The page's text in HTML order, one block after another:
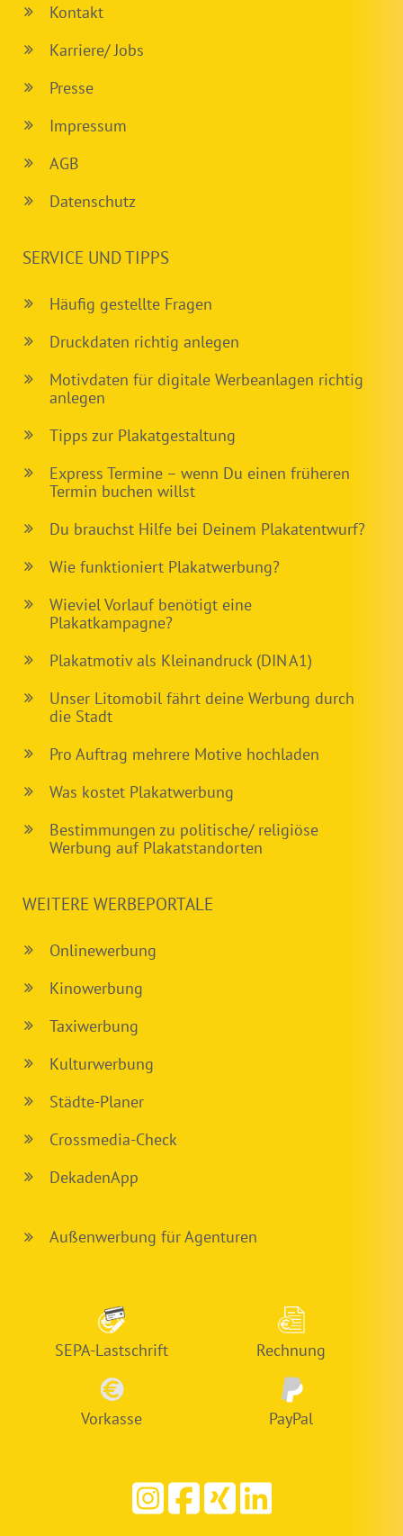
Kontakt
Karriere/ Jobs
Presse
Impressum
AGB
Datenschutz
SERVICE UND TIPPS
Häufig gestellte Fragen
Druckdaten richtig anlegen
Motivdaten für digitale Werbeanlagen richtig
anlegen
Tipps zur Plakatgestaltung
Express Termine – wenn Du einen früheren
Termin buchen willst
Du brauchst Hilfe bei Deinem Plakatentwurf?
Wie funktioniert Plakatwerbung?
Wieviel Vorlauf benötigt eine
Plakatkampagne?
Plakatmotiv als Kleinandruck (DIN A1)
Unser Litomobil fährt deine Werbung durch
die Stadt
Pro Auftrag mehrere Motive hochladen
Was kostet Plakatwerbung
Bestimmungen zu politische/ religiöse
Werbung auf Plakatstandorten
WEITERE WERBEPORTALE
Onlinewerbung
Kinowerbung
Taxiwerbung
Kulturwerbung
Städte-Planer
Crossmedia-Check
DekadenApp
Außenwerbung für Agenturen
SEPA-Lastschrift Rechnung
Vorkasse PayPal